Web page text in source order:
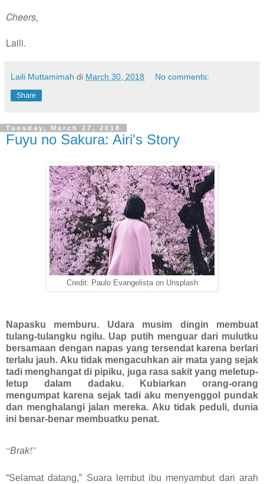
Cheers,
Laili.
Laili Muttamimah di March 30, 2018 No comments:
Share
Tuesday, March 27, 2018
Fuyu no Sakura: Airi's Story
Credit: Paulo Evangelista on Unsplash
Napasku memburu. Udara musim dingin membuat
tulang-tulangku ngilu. Uap putih menguar dari mulutku
bersamaan dengan napas yang tersendat karena berlari
terlalu jauh. Aku tidak mengacuhkan air mata yang sejak
tadi menghangat di pipiku, juga rasa sakit yang meletup-
letup dalam dadaku. Kubiarkan orang-orang
mengumpat karena sejak tadi aku menyenggol pundak
dan menghalangi jalan mereka. Aku tidak peduli, dunia
ini benar-benar membuatku penat.
“Brak!”
“Selamat datang,” Suara lembut ibu menyambut dari arah